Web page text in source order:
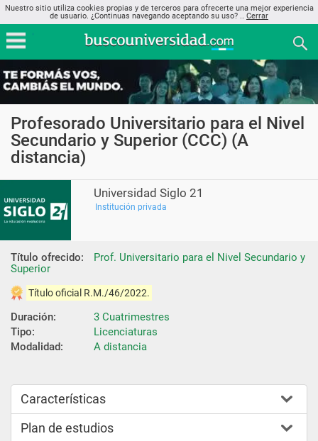
Nuestro sitio utiliza cookies propias y de terceros para ofrecerte una mejor experiencia
de usuario. ¿Continuas navegando aceptando su uso? .. Cerrar
Profesorado Universitario para el Nivel
Secundario y Superior (CCC) (A
distancia)
Universidad Siglo 21
Institución privada
Título ofrecido:
Prof. Universitario para el Nivel Secundario y
Superior
Título oficial R.M./46/2022.
Duración:
3 Cuatrimestres
Tipo:
Licenciaturas
Modalidad:
A distancia
Características
Plan de estudios